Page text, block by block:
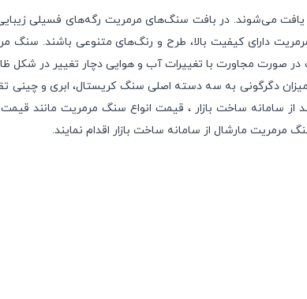
می‌شوند. در بافت سنگ‌های مرمریت رگه‌های فسیلی زیبایی
دارای کیفیت بالا، طرح و رنگ‌های متنوعی باشند. سنگ
در صورت مجاورت با تغییرات آب و هوایی دچار تغییر در شکل
دگرگونی به سه دسته اصلی سنگ کریستال، ابری و چینی
از سامانه ساخت بازار ، قیمت انواع سنگ مرمریت مانند
مارشال از سامانه ساخت بازار اقدام نمایند.